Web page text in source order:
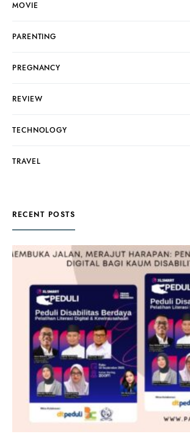
MOVIE
PARENTING
PREGNANCY
REVIEW
TECHNOLOGY
TRAVEL
RECENT POSTS